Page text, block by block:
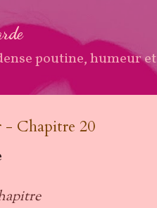
poutine, humeur
- Chapitre 20